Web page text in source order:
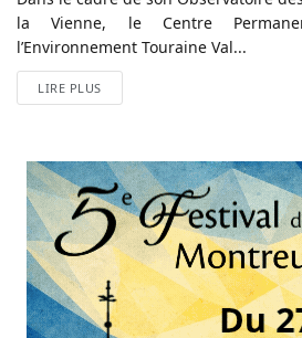
la Vienne, le Centre
l’Environnement Touraine Val...
LIRE PLUS